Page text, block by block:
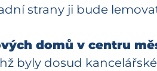
strany ji bude
domů v centru
byly dosud